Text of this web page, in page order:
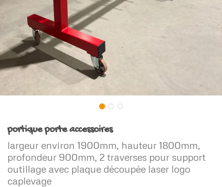
portique porte accessoires
largeur environ 1900mm, hauteur 1800mm,
profondeur 900mm, 2 traverses pour support
outillage avec plaque découpée laser logo
caplevage